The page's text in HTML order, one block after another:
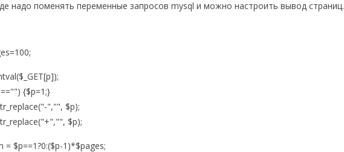
надо поменять переменные запросов mysql и можно настроить вывод страниц.
{$p=1;}
","", $p);
$p);
= $p==1?0:($p-1)*$pages;